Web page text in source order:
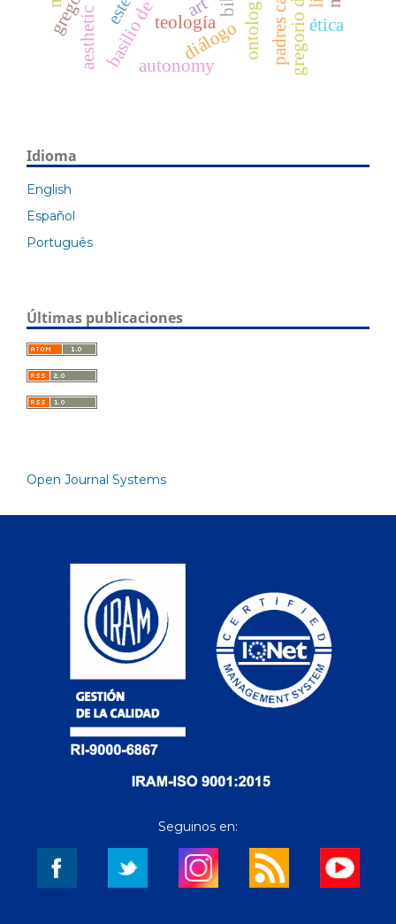
teología ontología
diálogo ética
art
aesthetic autonomy
Idioma
English
Español
Português
Últimas publicaciones
Open Journal Systems
Seguinos en: